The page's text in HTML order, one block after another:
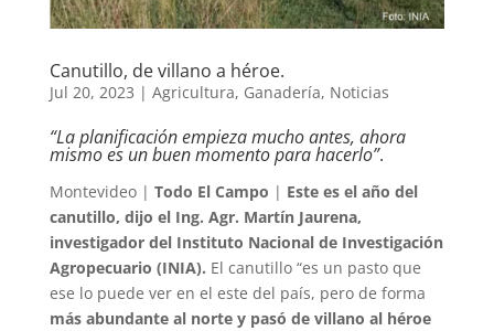
Canutillo, de villano a héroe.
Jul 20, 2023 | Agricultura, Ganadería, Noticias
“La planificación empieza mucho antes, ahora
mismo es un buen momento para hacerlo”.
Montevideo | Todo El Campo | Este es el año del
canutillo, dijo el Ing. Agr. Martín Jaurena,
investigador del Instituto Nacional de Investigación
Agropecuario (INIA). El canutillo “es un pasto que
ese lo puede ver en el este del país, pero de forma
más abundante al norte y pasó de villano al héroe